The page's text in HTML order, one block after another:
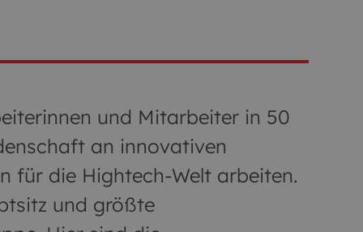
und Mitarbeiter in 50
an innovativen
für die Hightech-Welt arbeiten.
und größte